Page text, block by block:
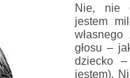
Nie, nie
jestem
głosu –
dziecko
jestem).